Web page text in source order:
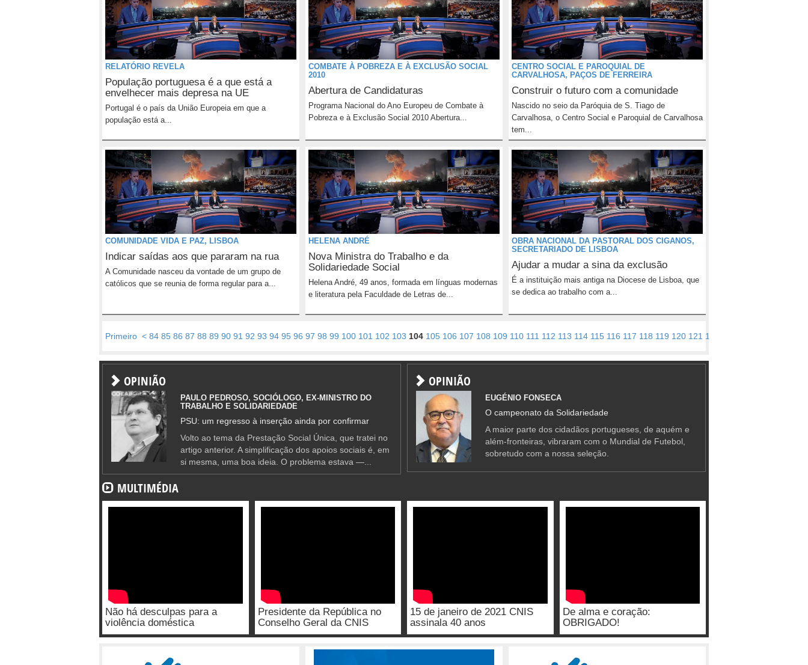
RELATÓRIO REVELA
População portuguesa é a que está a
envelhecer mais depresa na UE
Portugal é o país da União Europeia em que a
população está a...
COMBATE À POBREZA E À EXCLUSÃO SOCIAL
2010
Abertura de Candidaturas
Programa Nacional do Ano Europeu de Combate à
Pobreza e à Exclusão Social 2010 Abertura...
CENTRO SOCIAL E PAROQUIAL DE
CARVALHOSA, PAÇOS DE FERREIRA
Construir o futuro com a comunidade
Nascido no seio da Paróquia de S. Tiago de
Carvalhosa, o Centro Social e Paroquial de Carvalhosa
tem...
COMUNIDADE VIDA E PAZ, LISBOA
Indicar saídas aos que pararam na rua
A Comunidade nasceu da vontade de um grupo de
católicos que se reunia de forma regular para a...
HELENA ANDRÉ
Nova Ministra do Trabalho e da
Solidariedade Social
Helena André, 49 anos, formada em línguas modernas
e literatura pela Faculdade de Letras de...
OBRA NACIONAL DA PASTORAL DOS CIGANOS,
SECRETARIADO DE LISBOA
Ajudar a mudar a sina da exclusão
É a instituição mais antiga na Diocese de Lisboa, que
se dedica ao trabalho com a...
Primeiro < 84 85 86 87 88 89 90 91 92 93 94 95 96 97 98 99 100 101 102 103 104 105 106 107 108 109 110 111 112 113 114 115 116 117 118 119 120 121 122
OPINIÃO
PAULO PEDROSO, SOCIÓLOGO, EX-MINISTRO DO
TRABALHO E SOLIDARIEDADE
PSU: um regresso à inserção ainda por confirmar
Volto ao tema da Prestação Social Única, que tratei no
artigo anterior. A simplificação dos apoios sociais é, em
si mesma, uma boa ideia. O problema estava —...
OPINIÃO
EUGÉNIO FONSECA
O campeonato da Solidariedade
A maior parte dos cidadãos portugueses, de aquém e
além-fronteiras, vibraram com o Mundial de Futebol,
sobretudo com a nossa seleção.
MULTIMÉDIA
Não há desculpas para a
violência doméstica
Presidente da República no
Conselho Geral da CNIS
15 de janeiro de 2021 CNIS
assinala 40 anos
De alma e coração:
OBRIGADO!